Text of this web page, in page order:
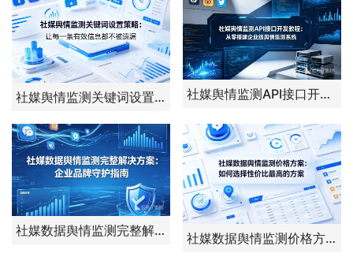
社媒舆情监测关键词设置策略：让每一条有效信息都不被遗漏 社媒舆情监测API接口开发教程：从零搭建企业级舆情监测系统
社媒数据舆情监测完整解决方案：企业品牌守护指南 社媒数据舆情监测价格方案：如何选择性价比最高的方案